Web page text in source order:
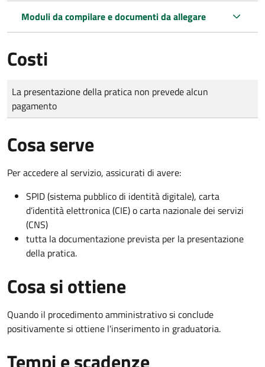
Moduli da compilare e documenti da allegare
Costi
Tipo di pagamento
Importo
La presentazione della pratica non prevede alcun
pagamento
Cosa serve
Per accedere al servizio, assicurati di avere:
SPID (sistema pubblico di identità digitale), carta
d’identità elettronica (CIE) o carta nazionale dei servizi
(CNS)
tutta la documentazione prevista per la presentazione
della pratica.
Cosa si ottiene
Quando il procedimento amministrativo si conclude
positivamente si ottiene l'inserimento in graduatoria.